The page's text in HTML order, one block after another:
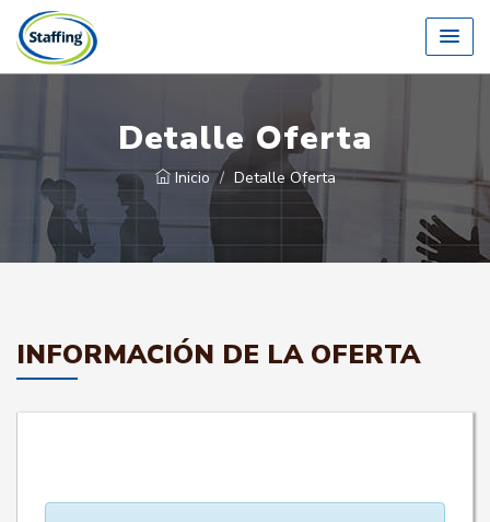
Detalle Oferta
Inicio Detalle Oferta
INFORMACIÓN DE LA OFERTA